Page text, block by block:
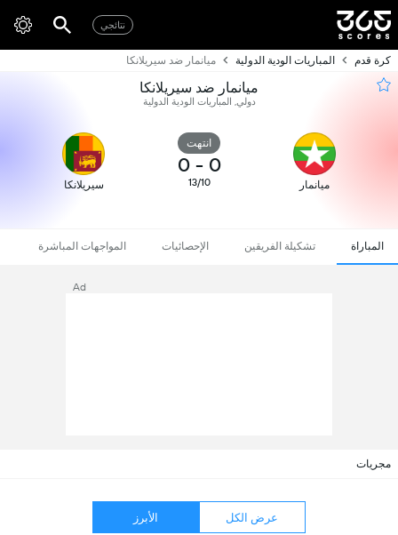
نتائجي
كرة قدم المباريات الودية الدولية ميانمار ضد سيريلانكا
ميانمار ضد سيريلانكا
دولي, المباريات الودية الدولية
ميانمار
انتهت
0
-
0
13/10 سيريلانكا
المباراة تشكيلة الفريقين الإحصائيات المواجهات المباشرة
Ad
مجريات
عرض الكل الأبرز